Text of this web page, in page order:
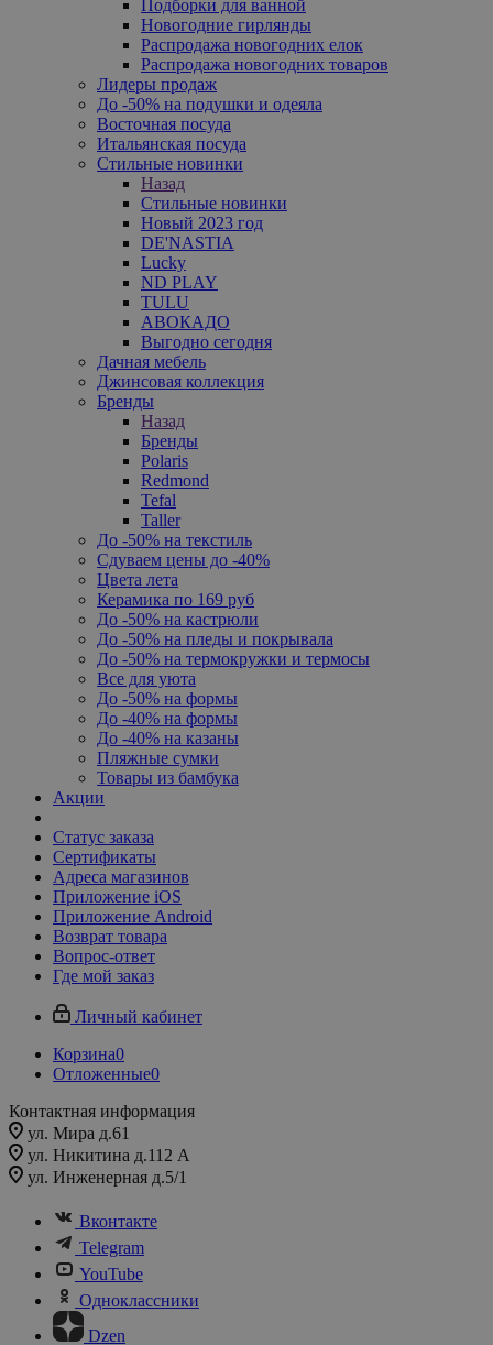
Подборки для ванной
Новогодние гирлянды
Распродажа новогодних елок
Распродажа новогодних товаров
Лидеры продаж
До -50% на подушки и одеяла
Восточная посуда
Итальянская посуда
Стильные новинки
Назад
Стильные новинки
Новый 2023 год
DE'NASTIA
Lucky
ND PLAY
TULU
АВОКАДО
Выгодно сегодня
Дачная мебель
Джинсовая коллекция
Бренды
Назад
Бренды
Polaris
Redmond
Tefal
Taller
До -50% на текстиль
Сдуваем цены до -40%
Цвета лета
Керамика по 169 руб
До -50% на кастрюли
До -50% на пледы и покрывала
До -50% на термокружки и термосы
Все для уюта
До -50% на формы
До -40% на формы
До -40% на казаны
Пляжные сумки
Товары из бамбука
Акции
Статус заказа
Сертификаты
Адреса магазинов
Приложение iOS
Приложение Android
Возврат товара
Вопрос-ответ
Где мой заказ
Личный кабинет
Корзина0
Отложенные0
Контактная информация
ул. Мира д.61
ул. Никитина д.112 А
ул. Инженерная д.5/1
Вконтакте
Telegram
YouTube
Одноклассники
Dzen